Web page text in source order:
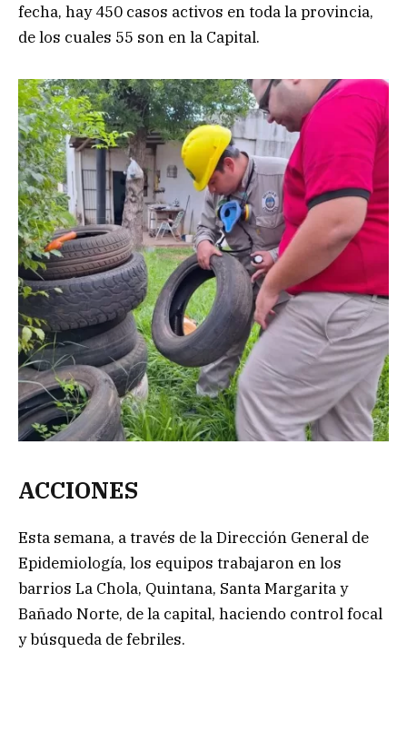
fecha, hay 450 casos activos en toda la provincia,
de los cuales 55 son en la Capital.
ACCIONES
Esta semana, a través de la Dirección General de
Epidemiología, los equipos trabajaron en los
barrios La Chola, Quintana, Santa Margarita y
Bañado Norte, de la capital, haciendo control focal
y búsqueda de febriles.